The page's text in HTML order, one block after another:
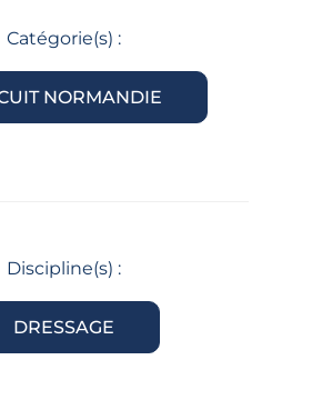
Catégorie(s) :
NORMANDIE
Discipline(s) :
DRESSAGE